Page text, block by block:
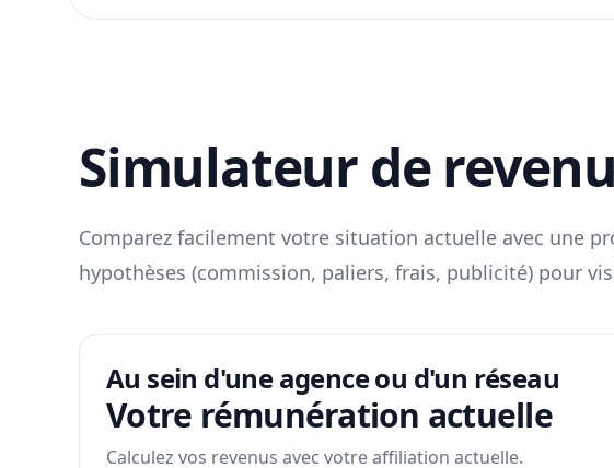
Simulateur de
Comparez facilement votre situation actuelle avec une
hypothèses (commission, paliers, frais, publicité) pour
Au sein d'une agence ou d'un réseau
Votre rémunération actuelle
Calculez vos revenus avec votre affiliation actuelle.